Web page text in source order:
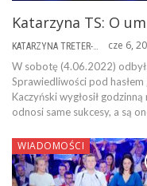
Katarzyna TS: O
cze 6,
W sobotę (4.06.2022)
Sprawiedliwości pod hasłem
Kaczyński wygłosił
odnosi same sukcesy, a są
WIADOMOŚCI